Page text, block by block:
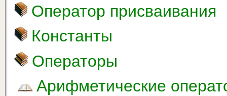
Оператор присваивания
Константы
Операторы
Арифметические